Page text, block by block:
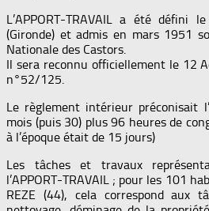
L’APPORT-TRAVAIL a été défini
(Gironde) et admis en mars 1951
Nationale des Castors.
Il sera reconnu officiellement le 12
n°52/125.
Le règlement intérieur préconisait
mois (puis 30) plus 96 heures de
à l’époque était de 15 jours)
Les tâches et travaux
l’APPORT-TRAVAIL ; pour les 101
REZE (44), cela correspond aux